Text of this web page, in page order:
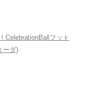
CelebrationBallフット
ーダ)